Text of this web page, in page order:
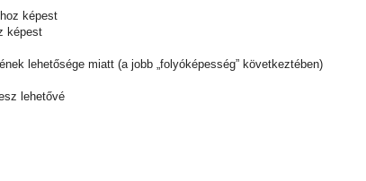
képest
képest
lehetősége miatt (a jobb „folyóképesség” következtében)
lehetővé